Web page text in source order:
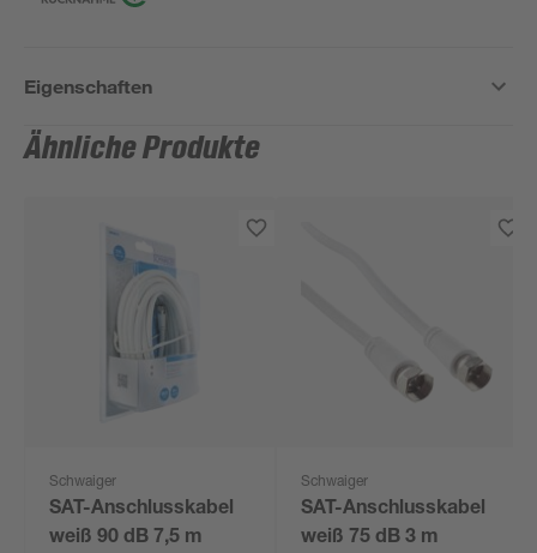
Eigenschaften
Ähnliche Produkte
Schwaiger
SAT-Anschlusskabel
weiß 90 dB 7,5 m
Schwaiger
SAT-Anschlusskabel
weiß 75 dB 3 m